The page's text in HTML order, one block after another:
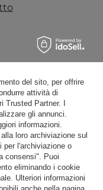
del sito, per offrire
attività di
Partner. I
gli annunci.
informazioni.
loro archiviazione sul
per l'archiviazione o
consensi". Puoi
eliminando i cookie
Ulteriori informazioni